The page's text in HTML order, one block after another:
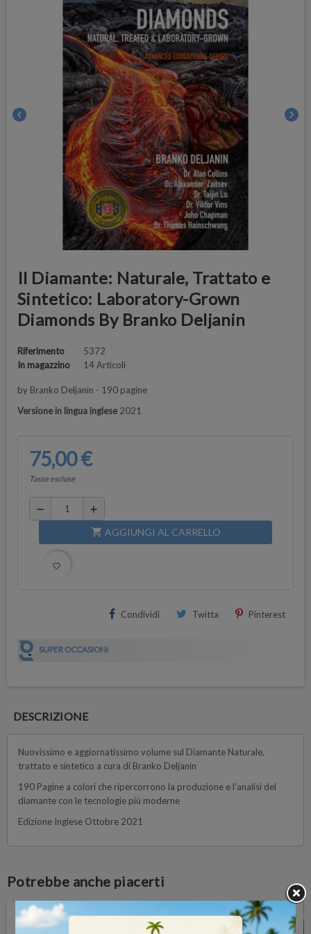
chevron_left chevron_right
Il Diamante: Naturale, Trattato e
Sintetico: Laboratory-Grown
Diamonds By Branko Deljanin
Riferimento
5372
In magazzino
14 Articoli
by Branko Deljanin - 190 pagine
Versione in lingua inglese 2021
75,00 €
Tasse escluse
remove add
shopping_cart AGGIUNGI AL CARRELLO
favorite_border
Condividi Twitta Pinterest
SUPER OCCASIONI
DESCRIZIONE
Nuovissimo e aggiornatissimo volume sul Diamante Naturale,
trattato e sintetico a cura di Branko Deljanin
190 Pagine a colori che ripercorrono la produzione e l'analisi del
diamante con le tecnologie più moderne
Edizione Inglese Ottobre 2021
Potrebbe anche piacerti